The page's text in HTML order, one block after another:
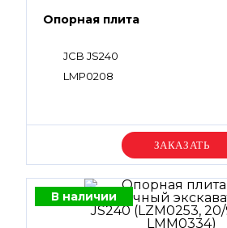
Опорная плита
JCB JS240
LMP0208
Уточняйте цену
В наличии